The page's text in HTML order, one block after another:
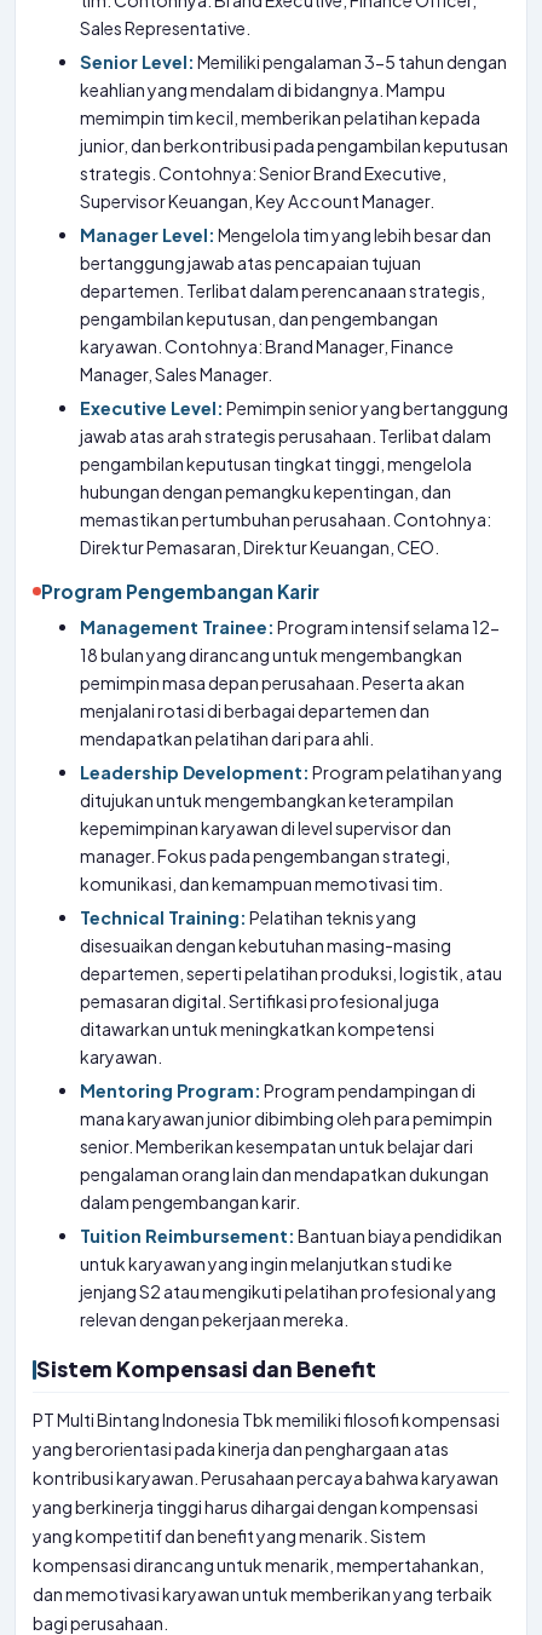
Sales Representative.
Senior Level: Memiliki pengalaman 3-5 tahun dengan
keahlian yang mendalam di bidangnya. Mampu
memimpin tim kecil, memberikan pelatihan kepada
junior, dan berkontribusi pada pengambilan keputusan
strategis. Contohnya: Senior Brand Executive,
Supervisor Keuangan, Key Account Manager.
Manager Level: Mengelola tim yang lebih besar dan
bertanggung jawab atas pencapaian tujuan
departemen. Terlibat dalam perencanaan strategis,
pengambilan keputusan, dan pengembangan
karyawan. Contohnya: Brand Manager, Finance
Manager, Sales Manager.
Executive Level: Pemimpin senior yang bertanggung
jawab atas arah strategis perusahaan. Terlibat dalam
pengambilan keputusan tingkat tinggi, mengelola
hubungan dengan pemangku kepentingan, dan
memastikan pertumbuhan perusahaan. Contohnya:
Direktur Pemasaran, Direktur Keuangan, CEO.
Program Pengembangan Karir
Management Trainee: Program intensif selama 12-
18 bulan yang dirancang untuk mengembangkan
pemimpin masa depan perusahaan. Peserta akan
menjalani rotasi di berbagai departemen dan
mendapatkan pelatihan dari para ahli.
Leadership Development: Program pelatihan yang
ditujukan untuk mengembangkan keterampilan
kepemimpinan karyawan di level supervisor dan
manager. Fokus pada pengembangan strategi,
komunikasi, dan kemampuan memotivasi tim.
Technical Training: Pelatihan teknis yang
disesuaikan dengan kebutuhan masing-masing
departemen, seperti pelatihan produksi, logistik, atau
pemasaran digital. Sertifikasi profesional juga
ditawarkan untuk meningkatkan kompetensi
karyawan.
Mentoring Program: Program pendampingan di
mana karyawan junior dibimbing oleh para pemimpin
senior. Memberikan kesempatan untuk belajar dari
pengalaman orang lain dan mendapatkan dukungan
dalam pengembangan karir.
Tuition Reimbursement: Bantuan biaya pendidikan
untuk karyawan yang ingin melanjutkan studi ke
jenjang S2 atau mengikuti pelatihan profesional yang
relevan dengan pekerjaan mereka.
Sistem Kompensasi dan Benefit
PT Multi Bintang Indonesia Tbk memiliki filosofi kompensasi
yang berorientasi pada kinerja dan penghargaan atas
kontribusi karyawan. Perusahaan percaya bahwa karyawan
yang berkinerja tinggi harus dihargai dengan kompensasi
yang kompetitif dan benefit yang menarik. Sistem
kompensasi dirancang untuk menarik, mempertahankan,
dan memotivasi karyawan untuk memberikan yang terbaik
bagi perusahaan.